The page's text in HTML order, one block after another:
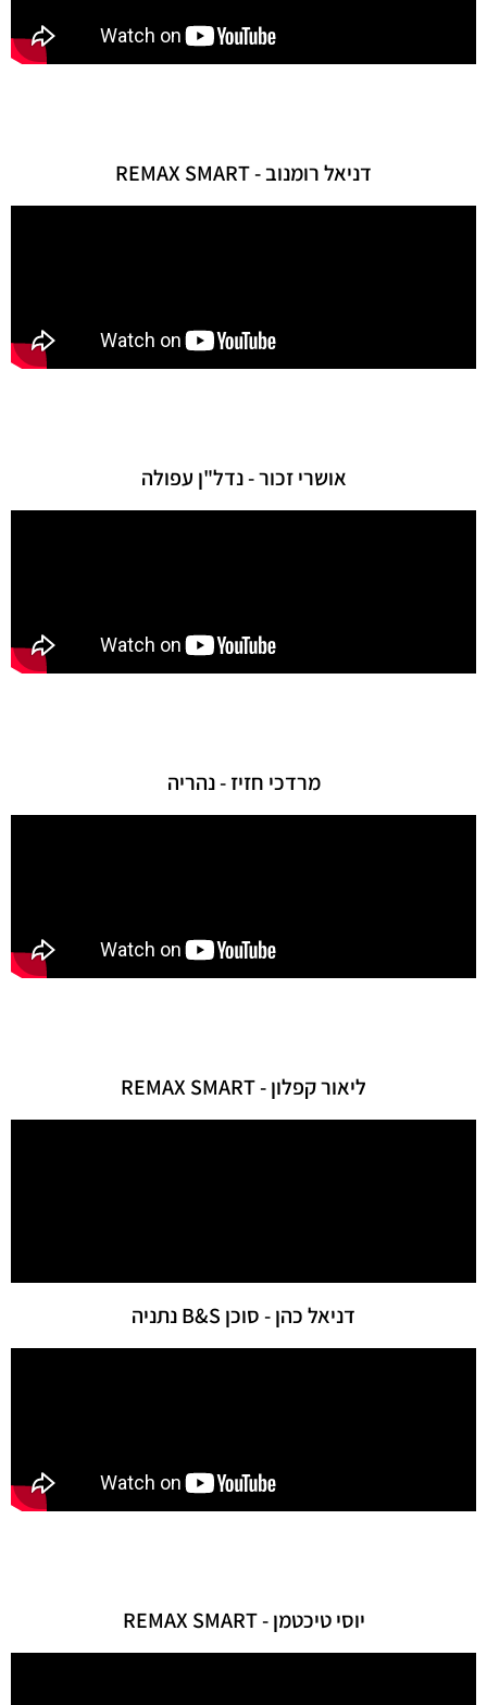
דניאל רומנוב - REMAX SMART
אושרי זכור - נדל"ן עפולה
מרדכי חזיז - נהריה
ליאור קפלון - REMAX SMART
דניאל כהן - סוכן B&S נתניה
יוסי טיכטמן - REMAX SMART